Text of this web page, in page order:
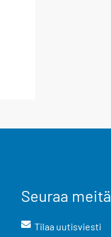
Seuraa meitä
Tilaa uutisviesti